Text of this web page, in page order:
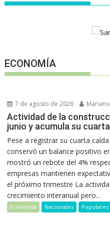
ECONOMÍA
7 de agosto de 2026
Actividad de la
junio y acumula su
Pese a registrar su cuarta
conservó un balance positivo
mostró un rebote del 4%
empresas mantienen
el próximo trimestre La
crecimiento interanual pero...
Economía Nacionales Populares